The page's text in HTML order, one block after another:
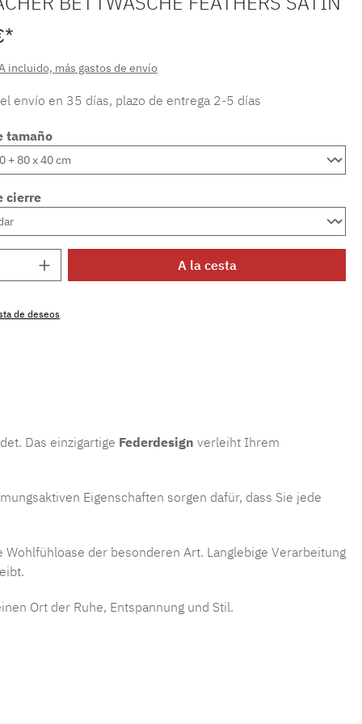
incluido, más gastos de envío
envío en 35 días, plazo de entrega 2-5 días
tamaño
cierre
del producto: introduce la cantidad
A la cesta
de deseos
Das einzigartige Federdesign verleiht Ihrem
Eigenschaften sorgen dafür, dass Sie jede
der besonderen Art. Langlebige Verarbeitung
Ort der Ruhe, Entspannung und Stil.